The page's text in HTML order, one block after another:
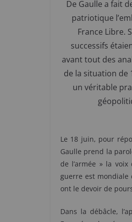
De Gaulle a fait
patriotique
France Libre.
successifs
avant tout des
de la situation de
un véritable
Le 18 juin, pour
Gaulle prend la
de l’armée » la
guerre est mondiale
ont le devoir de
Dans la débâcle,